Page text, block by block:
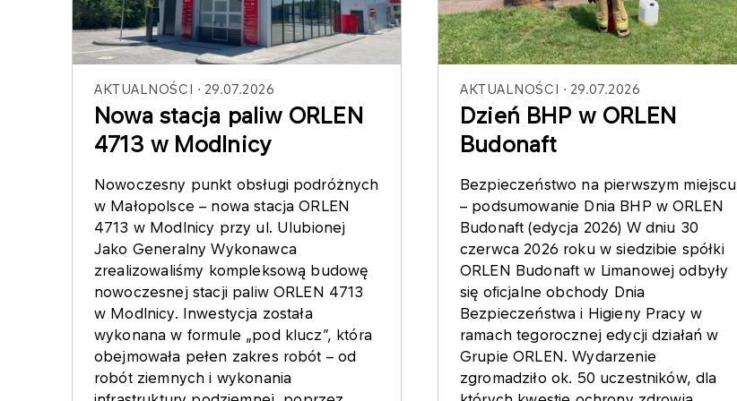
AKTUALNOŚCI 29.07.2026
Nowa stacja paliw ORLEN
4713 w Modlnicy
Nowoczesny punkt obsługi podróżnych
w Małopolsce – nowa stacja ORLEN
4713 w Modlnicy przy ul. Ulubionej
Jako Generalny Wykonawca
zrealizowaliśmy kompleksową budowę
nowoczesnej stacji paliw ORLEN 4713
w Modlnicy. Inwestycja została
wykonana w formule „pod klucz”, która
obejmowała pełen zakres robót – od
robót ziemnych i wykonania
AKTUALNOŚCI 29.07.2026
Dzień BHP w ORLEN
Budonaft
Bezpieczeństwo na pierwszym miejscu
– podsumowanie Dnia BHP w ORLEN
Budonaft (edycja 2026) W dniu 30
czerwca 2026 roku w siedzibie spółki
ORLEN Budonaft w Limanowej odbyły
się oficjalne obchody Dnia
Bezpieczeństwa i Higieny Pracy w
ramach tegorocznej edycji działań w
Grupie ORLEN. Wydarzenie
zgromadziło ok. 50 uczestników, dla